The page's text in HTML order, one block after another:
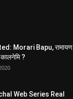
Morari Bapu, रामायण
?
Web Series Real